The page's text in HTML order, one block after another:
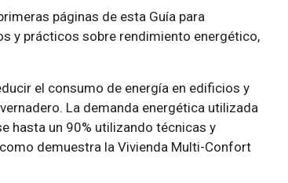
páginas de esta Guía para
y prácticos sobre rendimiento energético,
el consumo de energía en edificios y
La demanda energética utilizada
hasta un 90% utilizando técnicas y
demuestra la Vivienda Multi-Confort